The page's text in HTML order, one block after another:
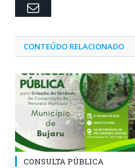
Email
CONTEÚDO RELACIONADO
CONSULTA PÚBLICA